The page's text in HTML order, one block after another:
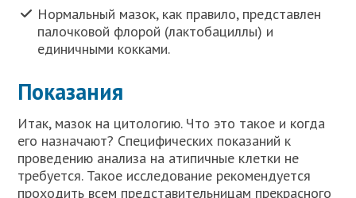
Нормальный мазок, как правило, представлен
палочковой флорой (лактобациллы) и
единичными кокками.
Показания
Итак, мазок на цитологию. Что это такое и когда
его назначают? Специфических показаний к
проведению анализа на атипичные клетки не
требуется. Такое исследование рекомендуется
проходить всем представительницам прекрасного